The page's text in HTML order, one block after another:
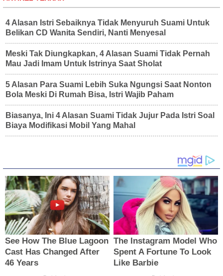
4 Alasan Istri Sebaiknya Tidak Menyuruh Suami Untuk
Belikan CD Wanita Sendiri, Nanti Menyesal
Meski Tak Diungkapkan, 4 Alasan Suami Tidak Pernah
Mau Jadi Imam Untuk Istrinya Saat Sholat
5 Alasan Para Suami Lebih Suka Ngungsi Saat Nonton
Bola Meski Di Rumah Bisa, Istri Wajib Paham
Biasanya, Ini 4 Alasan Suami Tidak Jujur Pada Istri Soal
Biaya Modifikasi Mobil Yang Mahal